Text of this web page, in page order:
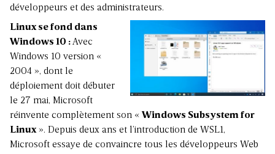
développeurs et des administrateurs.
Linux se fond dans
Windows 10 :Avec
Windows 10 version «
2004 », dont le
déploiement doit débuter
le 27 mai, Microsoft
réinvente complètement son « Windows Subsystem for
Linux». Depuis deux ans et l’introduction de WSL1,
Microsoft essaye de convaincre tous les développeurs Web